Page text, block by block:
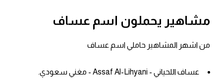
مشاهير يحملون اسم عساف
من اشهر المشاهير حاملي اسم عساف
عساف اللحياني - Assaf Al-Lihyani - مغني سعودي.